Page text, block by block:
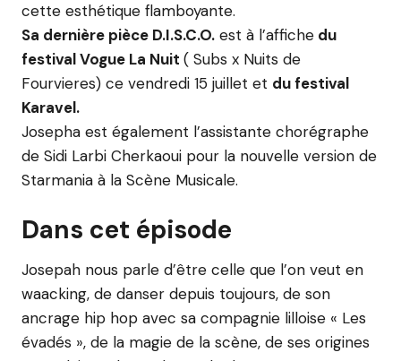
cette esthétique flamboyante.
Sa dernière pièce D.I.S.C.O. est à l’affiche du
festival Vogue La Nuit ( Subs x Nuits de
Fourvieres) ce vendredi 15 juillet et du festival
Karavel.
Josepha est également l’assistante chorégraphe
de Sidi Larbi Cherkaoui pour la nouvelle version de
Starmania à la Scène Musicale.
Dans cet épisode
Josepah nous parle d’être celle que l’on veut en
waacking, de danser depuis toujours, de son
ancrage hip hop avec sa compagnie lilloise « Les
évadés », de la magie de la scène, de ses origines